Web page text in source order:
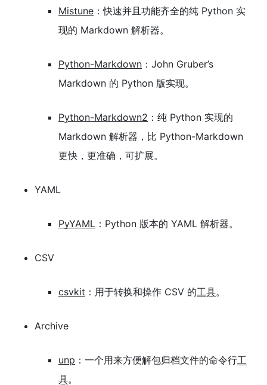
Mistune ：快速并且功能齐全的纯 Python 实
现的 Markdown 解析器。
Python-Markdown ：John Gruber’s
Markdown 的 Python 版实现。
Python-Markdown2 ：纯 Python 实现的
Markdown 解析器，比 Python-Markdown
更快，更准确，可扩展。
YAML
PyYAML ：Python 版本的 YAML 解析器。
CSV
csvkit ：用于转换和操作 CSV 的工具。
Archive
unp ：一个用来方便解包归档文件的命令行工
具。